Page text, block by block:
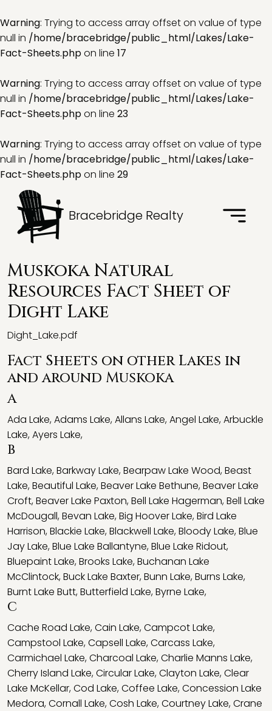
Warning: Trying to access array offset on value of type
null in /home/bracebridge/public_html/Lakes/Lake-
Fact-Sheets.phpon line 17
Warning: Trying to access array offset on value of type
null in /home/bracebridge/public_html/Lakes/Lake-
Fact-Sheets.phpon line 23
Warning: Trying to access array offset on value of type
null in /home/bracebridge/public_html/Lakes/Lake-
Fact-Sheets.phpon line 29
Bracebridge Realty
Muskoka Natural
Resources Fact Sheet of
Dight Lake
Dight_Lake.pdf
Fact Sheets on other Lakes in
and around Muskoka
A
Ada Lake,Adams Lake,Allans Lake,Angel Lake,Arbuckle
Lake,Ayers Lake,
B
Bard Lake,Barkway Lake,Bearpaw Lake Wood,Beast
Lake,Beautiful Lake,Beaver Lake Bethune,Beaver Lake
Croft,Beaver Lake Paxton,Bell Lake Hagerman,Bell Lake
McDougall,Bevan Lake,Big Hoover Lake,Bird Lake
Harrison,Blackie Lake,Blackwell Lake,Bloody Lake,Blue
Jay Lake,Blue Lake Ballantyne,Blue Lake Ridout,
Bluepaint Lake,Brooks Lake,Buchanan Lake
McClintock,Buck Lake Baxter,Bunn Lake,Burns Lake,
Burnt Lake Butt,Butterfield Lake,Byrne Lake,
C
Cache Road Lake,Cain Lake,Campcot Lake,
Campstool Lake,Capsell Lake,Carcass Lake,
Carmichael Lake,Charcoal Lake,Charlie Manns Lake,
Cherry Island Lake,Circular Lake,Clayton Lake,Clear
Lake McKellar,Cod Lake,Coffee Lake,Concession Lake
Medora,Cornall Lake,Cosh Lake,Courtney Lake,Crane